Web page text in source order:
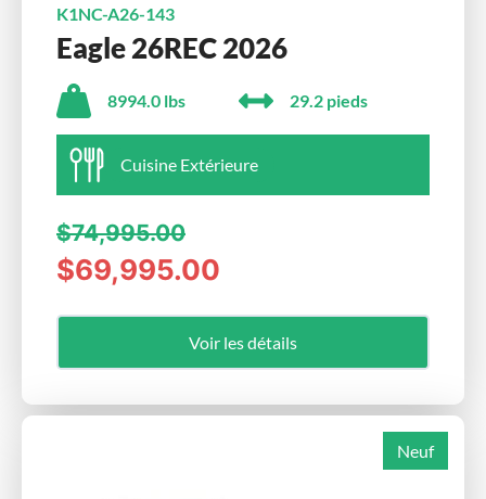
K1NC-A26-143
Eagle 26REC 2026
8994.0 lbs 29.2 pieds
Cuisine Extérieure
$74,995.00
$69,995.00
Voir les détails
Neuf